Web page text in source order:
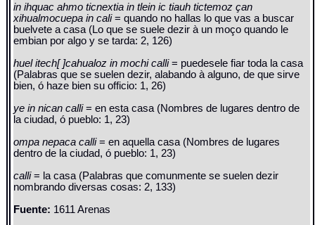
in ihquac ahmo ticnextia in tlein ic tiauh tictemoz çan
xihualmocuepa in cali= quando no hallas lo que vas a buscar
buelvete a casa (Lo que se suele dezir à un moço quando le
embian por algo y se tarda: 2, 126)
huel itech[ ]cahualoz in mochi calli= puedesele fiar toda la casa
(Palabras que se suelen dezir, alabando à alguno, de que sirve
bien, ó haze bien su officio: 1, 26)
ye in nican calli= en esta casa (Nombres de lugares dentro de
la ciudad, ó pueblo: 1, 23)
ompa nepaca calli= en aquella casa (Nombres de lugares
dentro de la ciudad, ó pueblo: 1, 23)
calli= la casa (Palabras que comunmente se suelen dezir
nombrando diversas cosas: 2, 133)
Fuente: 1611 Arenas